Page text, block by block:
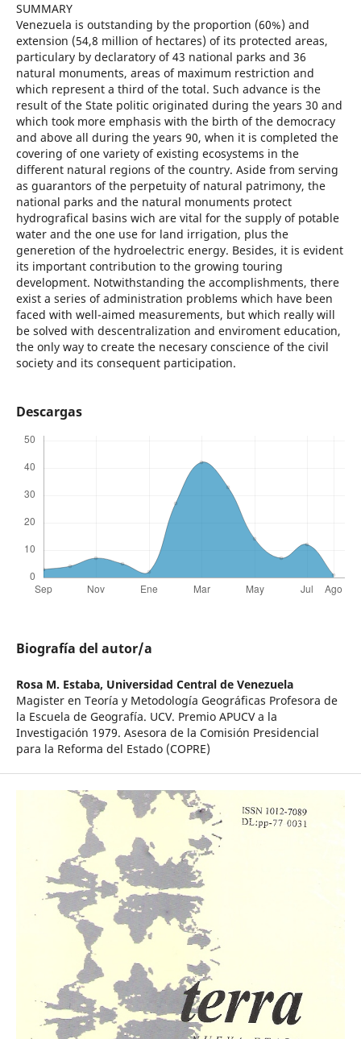
SUMMARY
Venezuela is outstanding by the proportion (60%) and
extension (54,8 million of hectares) of its protected areas,
particulary by declaratory of 43 national parks and 36
natural monuments, areas of maximum restriction and
which represent a third of the total. Such advance is the
result of the State politic originated during the years 30 and
which took more emphasis with the birth of the democracy
and above all during the years 90, when it is completed the
covering of one variety of existing ecosystems in the
different natural regions of the country. Aside from serving
as guarantors of the perpetuity of natural patrimony, the
national parks and the natural monuments protect
hydrografical basins wich are vital for the supply of potable
water and the one use for land irrigation, plus the
generetion of the hydroelectric energy. Besides, it is evident
its important contribution to the growing touring
development. Notwithstanding the accomplishments, there
exist a series of administration problems which have been
faced with well-aimed measurements, but which really will
be solved with descentralization and enviroment education,
the only way to create the necesary conscience of the civil
society and its consequent participation.
Descargas
Biografía del autor/a
Rosa M. Estaba, Universidad Central de Venezuela
Magister en Teoría y Metodología Geográficas Profesora de
la Escuela de Geografía. UCV. Premio APUCV a la
Investigación 1979. Asesora de la Comisión Presidencial
para la Reforma del Estado (COPRE)